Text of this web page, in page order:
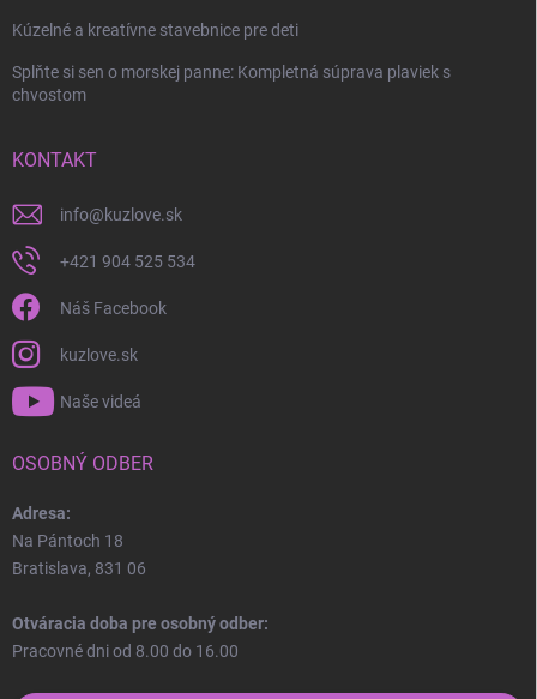
Kúzelné a kreatívne stavebnice pre deti
Splňte si sen o morskej panne: Kompletná súprava plaviek s
chvostom
KONTAKT
info@kuzlove.sk
+421 904 525 534
Náš Facebook
kuzlove.sk
Naše videá
OSOBNÝ ODBER
Adresa:
Na Pántoch 18
Bratislava, 831 06
Otváracia doba pre osobný odber:
Pracovné dni od 8.00 do 16.00